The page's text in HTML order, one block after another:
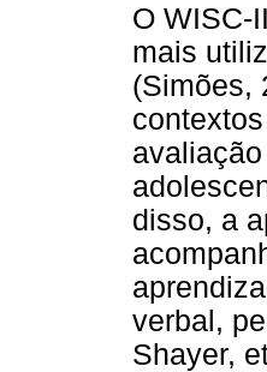
O WISC-
mais
(Simões,
disso, a
verbal,
Shayer,